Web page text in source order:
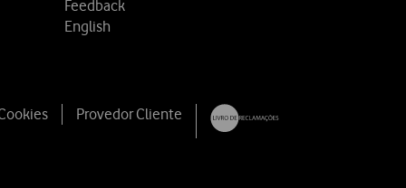
Feedback
English
Provedor Cliente